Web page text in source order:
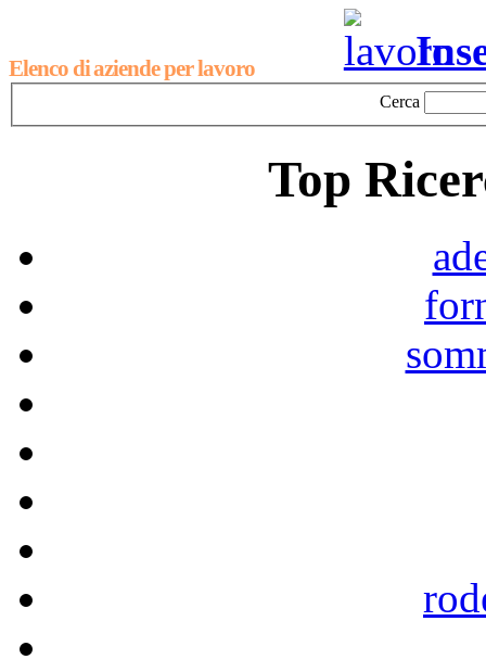
Elenco di aziende per lavoro
Cerca
Top